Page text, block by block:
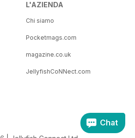
L'AZIENDA
Chi siamo
Pocketmags.com
magazine.co.uk
JellyfishCoNNect.com
Chat